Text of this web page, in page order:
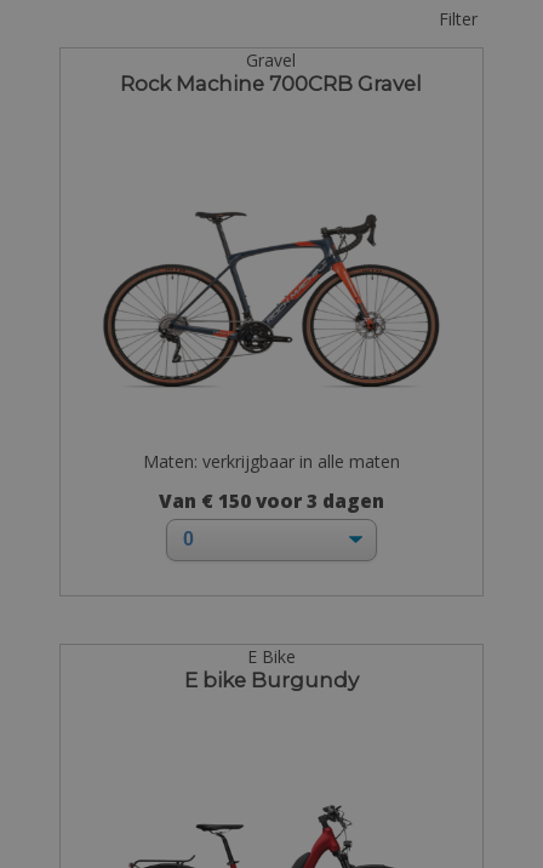
Filter
Gravel
Rock Machine 700CRB Gravel
Maten: verkrijgbaar in alle maten
Van € 150 voor 3 dagen
E Bike
E bike Burgundy